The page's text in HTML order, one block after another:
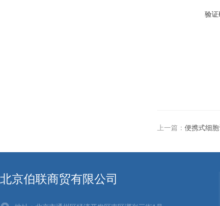
验证
上一篇： 便携式细
北京伯联商贸有限公司